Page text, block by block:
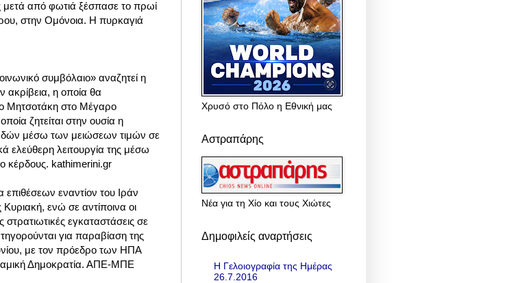
από φωτιά ξέσπασε το πρωί
στην Ομόνοια. Η πυρκαγιά
συμβόλαιο» αναζητεί η
ακρίβεια, η οποία θα
Μητσοτάκη στο Μέγαρο
ζητείται στην ουσία η
μέσω των μειώσεων τιμών σε
ελεύθερη λειτουργία της μέσω
κέρδους. kathimerini.gr
επιθέσεων εναντίον του Ιράν
ενώ σε αντίποινα οι
εγκαταστάσεις σε
για παραβίαση της
με τον πρόεδρο των ΗΠΑ
Δημοκρατία. ΑΠΕ-ΜΠΕ
Χρυσό στο Πόλο η Εθνική μας
Αστραπάρης
Νέα για τη Χίο και τους Χιώτες
Δημοφιλείς αναρτήσεις
Η Γελοιογραφία της Ημέρας
26.7.2016